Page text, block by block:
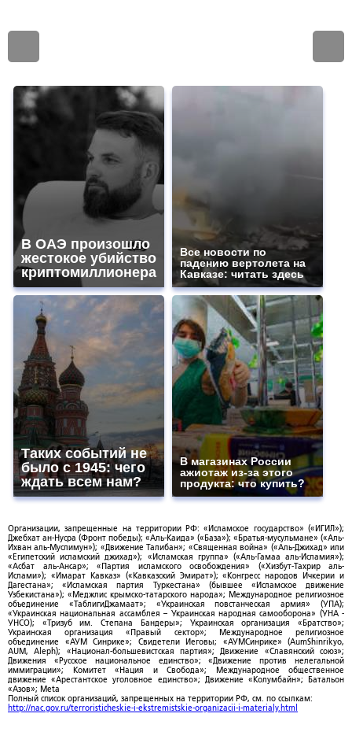
В ОАЭ произошло
жестокое убийство
криптомиллионера
Все новости по
падению вертолета на
Кавказе: читать здесь
Таких событий не
было с 1945: чего
ждать всем нам?
В магазинах России
ажиотаж из-за этого
продукта: что купить?
Организации, запрещенные на территории РФ: «Исламское государство» («ИГИЛ»);
Джебхат ан-Нусра (Фронт победы); «Аль-Каида» («База»); «Братья-мусульмане» («Аль-
Ихван аль-Муслимун»); «Движение Талибан»; «Священная война» («Аль-Джихад» или
«Египетский исламский джихад»); «Исламская группа» («Аль-Гамаа аль-Исламия»);
«Асбат аль-Ансар»; «Партия исламского освобождения» («Хизбут-Тахрир аль-
Ислами»); «Имарат Кавказ» («Кавказский Эмират»); «Конгресс народов Ичкерии и
Дагестана»; «Исламская партия Туркестана» (бывшее «Исламское движение
Узбекистана»); «Меджлис крымско-татарского народа»; Международное религиозное
объединение «ТаблигиДжамаат»; «Украинская повстанческая армия» (УПА);
«Украинская национальная ассамблея – Украинская народная самооборона» (УНА -
УНСО); «Тризуб им. Степана Бандеры»; Украинская организация «Братство»;
Украинская организация «Правый сектор»; Международное религиозное
объединение «АУМ Синрике»; Свидетели Иеговы; «АУМСинрике» (AumShinrikyo,
AUM, Aleph); «Национал-большевистская партия»; Движение «Славянский союз»;
Движения «Русское национальное единство»; «Движение против нелегальной
иммиграции»; Комитет «Нация и Свобода»; Международное общественное
движение «Арестантское уголовное единство»; Движение «Колумбайн»; Батальон
«Азов»; Meta
Полный список организаций, запрещенных на территории РФ, см. по ссылкам:
http://nac.gov.ru/terroristicheskie-i-ekstremistskie-organizacii-i-materialy.html